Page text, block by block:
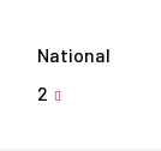
National
2